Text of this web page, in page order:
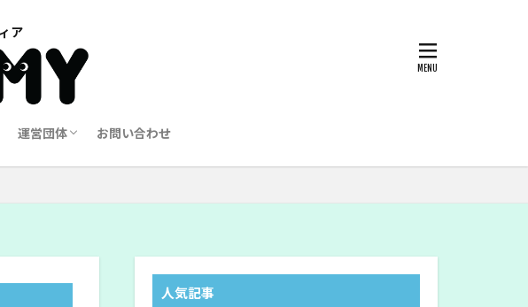
ー報
賛のお願い
ァンディング
イアローグについて
運営団体
G-Upsについて
ラジオ配信
メルマガアーカイブ
会員募集
スタッフ募集
お問い合わせ
人気記事